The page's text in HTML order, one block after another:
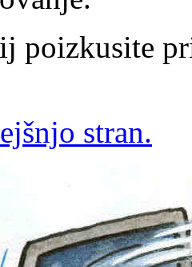
poizkusite
stran.